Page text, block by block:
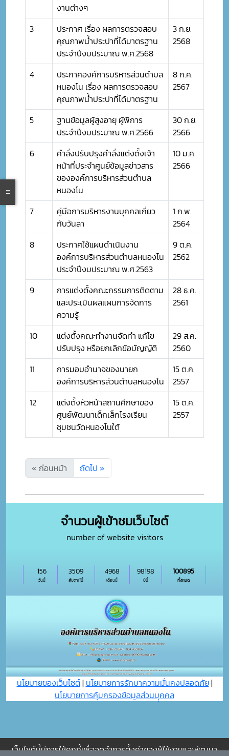
งานต่างๆ
3
ประกาศ เรื่อง ผลการตรวจสอบ
คุณภาพน้ำประปาที่ได้มาตรฐาน
ประจำปีงบประมาณ พ.ศ.2568
3 ก.ย.
2568
4
ประกาศองค์การบริหารส่วนตำบล
หนองโน เรื่อง ผลการตรวจสอบ
คุณภาพน้ำประปาที่ได้มาตรฐาน
8 ก.ค.
2567
5
ฐานข้อมูลผู้สูงอายุ ผู้พิการ
ประจำปีงบประมาณ พ.ศ.2566
30 ก.ย.
2566
6
คำสั่งปรับปรุงคำสั่งแต่งตั้งเจ้า
หน้าที่ประจำศูนย์ข้อมูลข่าวสาร
ขององค์การบริหารส่วนตำบล
หนองโน
10 ม.ค.
2566
7
คู่มือการบริหารงานบุคคลเกี่ยว
กับวันลา
1 ก.พ.
2564
8
ประกาศใช้แผนดำเนินงาน
องค์การบริหารส่วนตำบลหนองโน
ประจำปีงบประมาณ พ.ศ.2563
9 ต.ค.
2562
9
การแต่งตั้งคณะกรรมการติดตาม
และประเมินผลแผนการจัดการ
ความรู้
28 ธ.ค.
2561
10
แต่งตั้งคณะทำงานจัดทำ แก้ไข
ปรับปรุง หรือยกเลิกข้อบัญญัติ
29 ส.ค.
2560
11
การมอบอำนาจของนายก
องค์การบริหารส่วนตำบลหนองโน
15 ต.ค.
2557
12
แต่งตั้งหัวหน้าสถานศึกษาของ
ศูนย์พัฒนาเด็กเล็กโรงเรียน
ชุมชนวัดหนองโนใต้
15 ต.ค.
2557
« ก่อนหน้า ถัดไป »
จำนวนผู้เข้าชมเว็บไซต์
number of website visitors
วันนี้
156
สัปดาห์นี้
3509
เดือนนี้
4968
ปีนี้
98198
ทั้งหมด
100895
นโยบายของเว็บไซต์| นโยบายการรักษาความมั่นคงปลอดภัย|
นโยบายการคุ้มครองข้อมูลส่วนบุุคคล
เว็บไซต์นี้มีการใช้คุกกี้เพื่อจดจำการตั้งค่าของผู้ใช้งานและพัฒนา